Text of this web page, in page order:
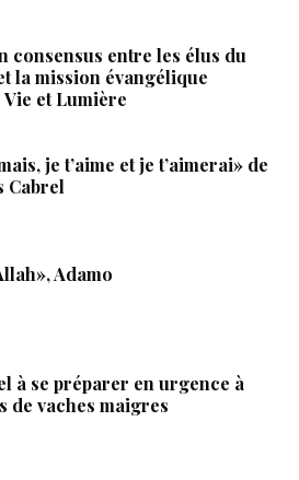
consensus entre les élus du
la mission évangélique
Vie et Lumière
je t’aime et je t’aimerai» de
Cabrel
Adamo
à se préparer en urgence à
de vaches maigres